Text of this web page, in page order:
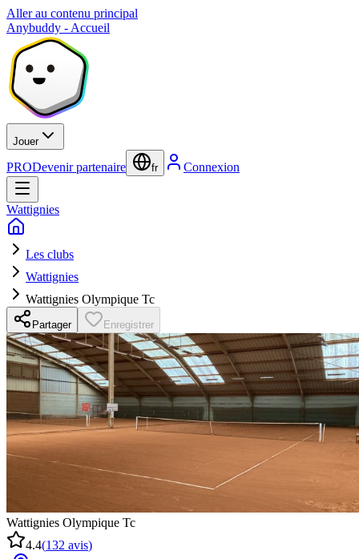
Aller au contenu principal
Anybuddy - Accueil
Jouer
PRODevenir partenaire fr Connexion
Wattignies
Les clubs
Wattignies
Wattignies Olympique Tc
Partager Enregistrer
Wattignies Olympique Tc
4.4(132 avis)